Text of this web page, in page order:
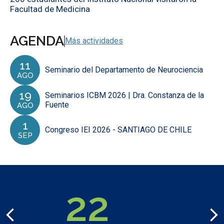
AGENDA Más actividades
AGO
11 Seminario del Departamento de Neurociencia
AGO
19
Seminarios ICBM 2026 | Dra. Constanza de la
Fuente
SEP
1 Congreso IEI 2026 - SANTIAGO DE CHILE
Facultad de Medicina
50